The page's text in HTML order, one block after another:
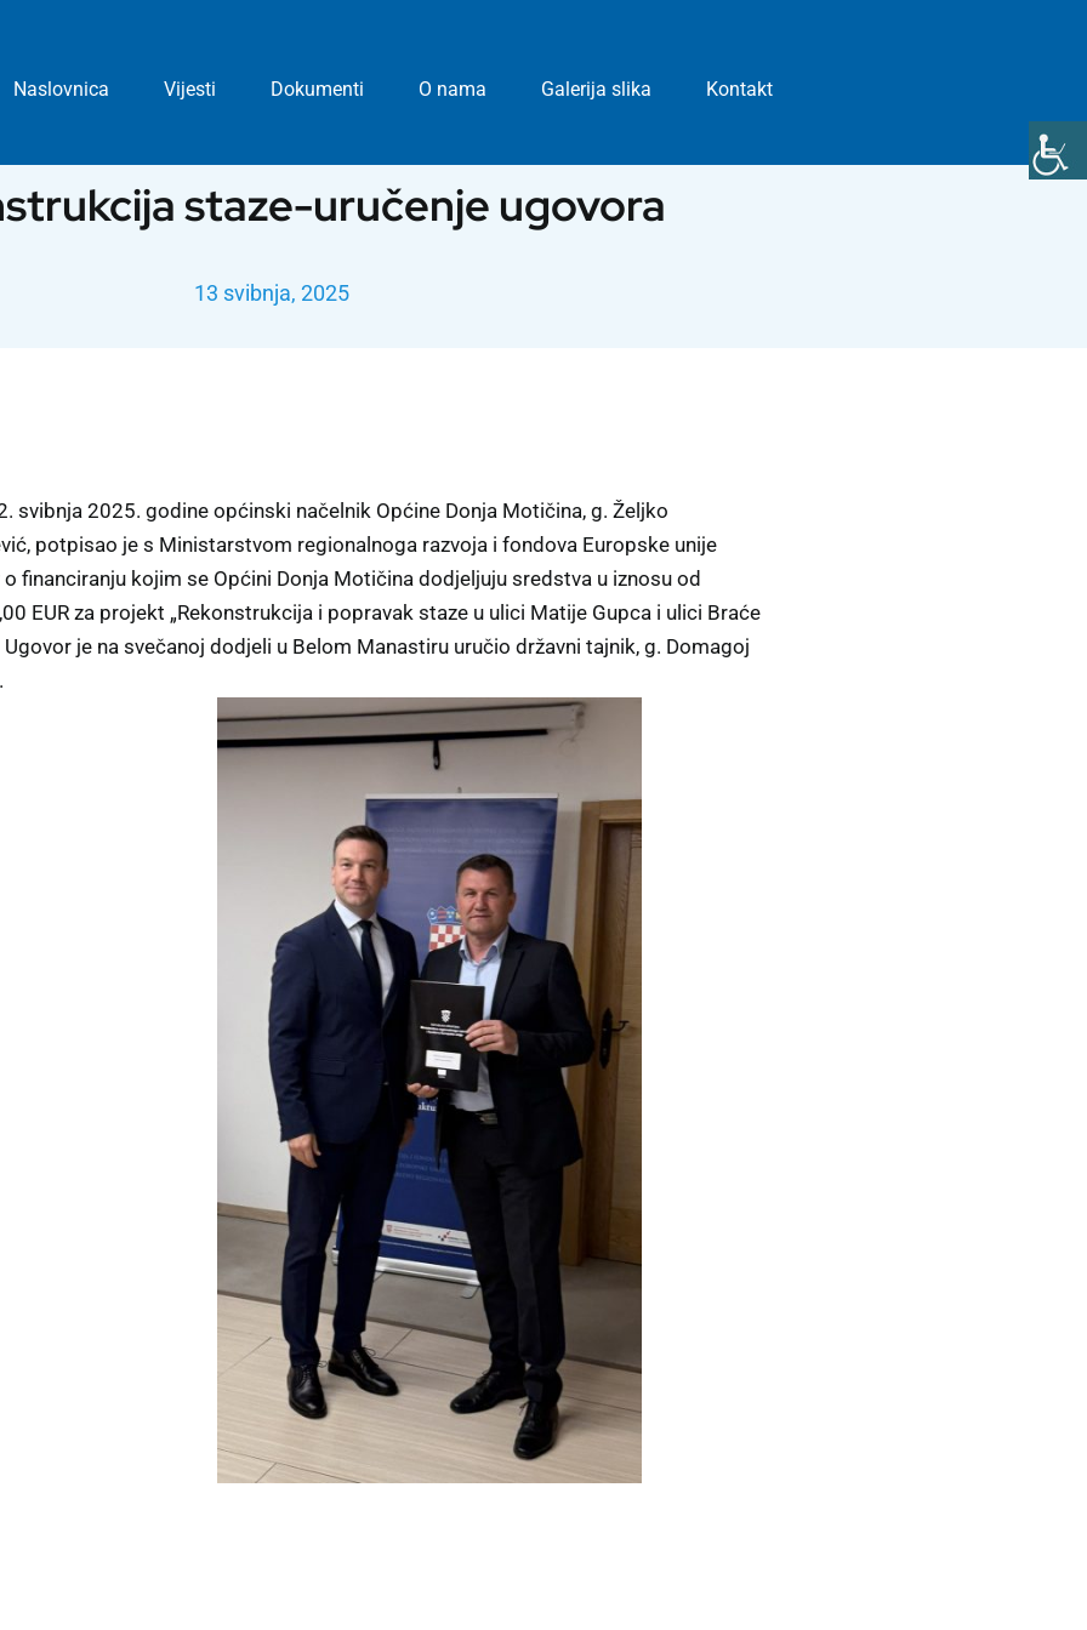
Naslovnica Vijesti Dokumenti O nama Galerija slika Kontakt
staze-uručenje ugovora
13 svibnja, 2025
svibnja 2025. godine općinski načelnik Općine Donja Motičina, g. Željko
potpisao je s Ministarstvom regionalnoga razvoja i fondova Europske unije
o financiranju kojim se Općini Donja Motičina dodjeljuju sredstva u iznosu od
EUR za projekt „Rekonstrukcija i popravak staze u ulici Matije Gupca i ulici Braće
Ugovor je na svečanoj dodjeli u Belom Manastiru uručio državni tajnik, g. Domagoj